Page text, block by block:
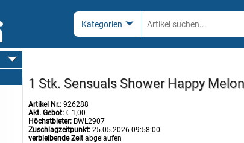
1 Stk. Sensuals Shower Happy
Artikel Nr.: 926288
Akt. Gebot: € 1,00
Höchstbieter: BWL2907
Zuschlagzeitpunkt: 25.05.2026 09:58:00
verbleibende Zeit abgelaufen